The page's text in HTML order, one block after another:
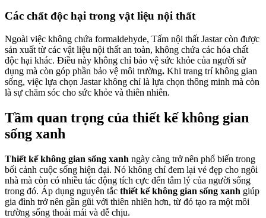
Các chất độc hại trong vật liệu nội thất
Ngoài việc không chứa formaldehyde, Tấm nội thất Jastar còn được
sản xuất từ các vật liệu nội thất an toàn, không chứa các hóa chất
độc hại khác. Điều này không chỉ bảo vệ sức khỏe của người sử
dụng mà còn góp phần bảo vệ môi trường. Khi trang trí không gian
sống, việc lựa chọn Jastar không chỉ là lựa chọn thông minh mà còn
là sự chăm sóc cho sức khỏe và thiên nhiên.
Tầm quan trọng của thiết kế không gian
sống xanh
Thiết kế không gian sống xanh ngày càng trở nên phổ biến trong
bối cảnh cuộc sống hiện đại. Nó không chỉ đem lại vẻ đẹp cho ngôi
nhà mà còn có nhiều tác động tích cực đến tâm lý của người sống
trong đó. Áp dụng nguyên tắc thiết kế không gian sống xanh giúp
gia đình trở nên gần gũi với thiên nhiên hơn, từ đó tạo ra một môi
trường sống thoải mái và dễ chịu.